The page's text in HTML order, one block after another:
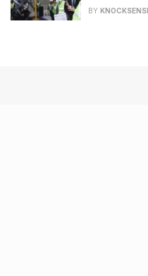
BY